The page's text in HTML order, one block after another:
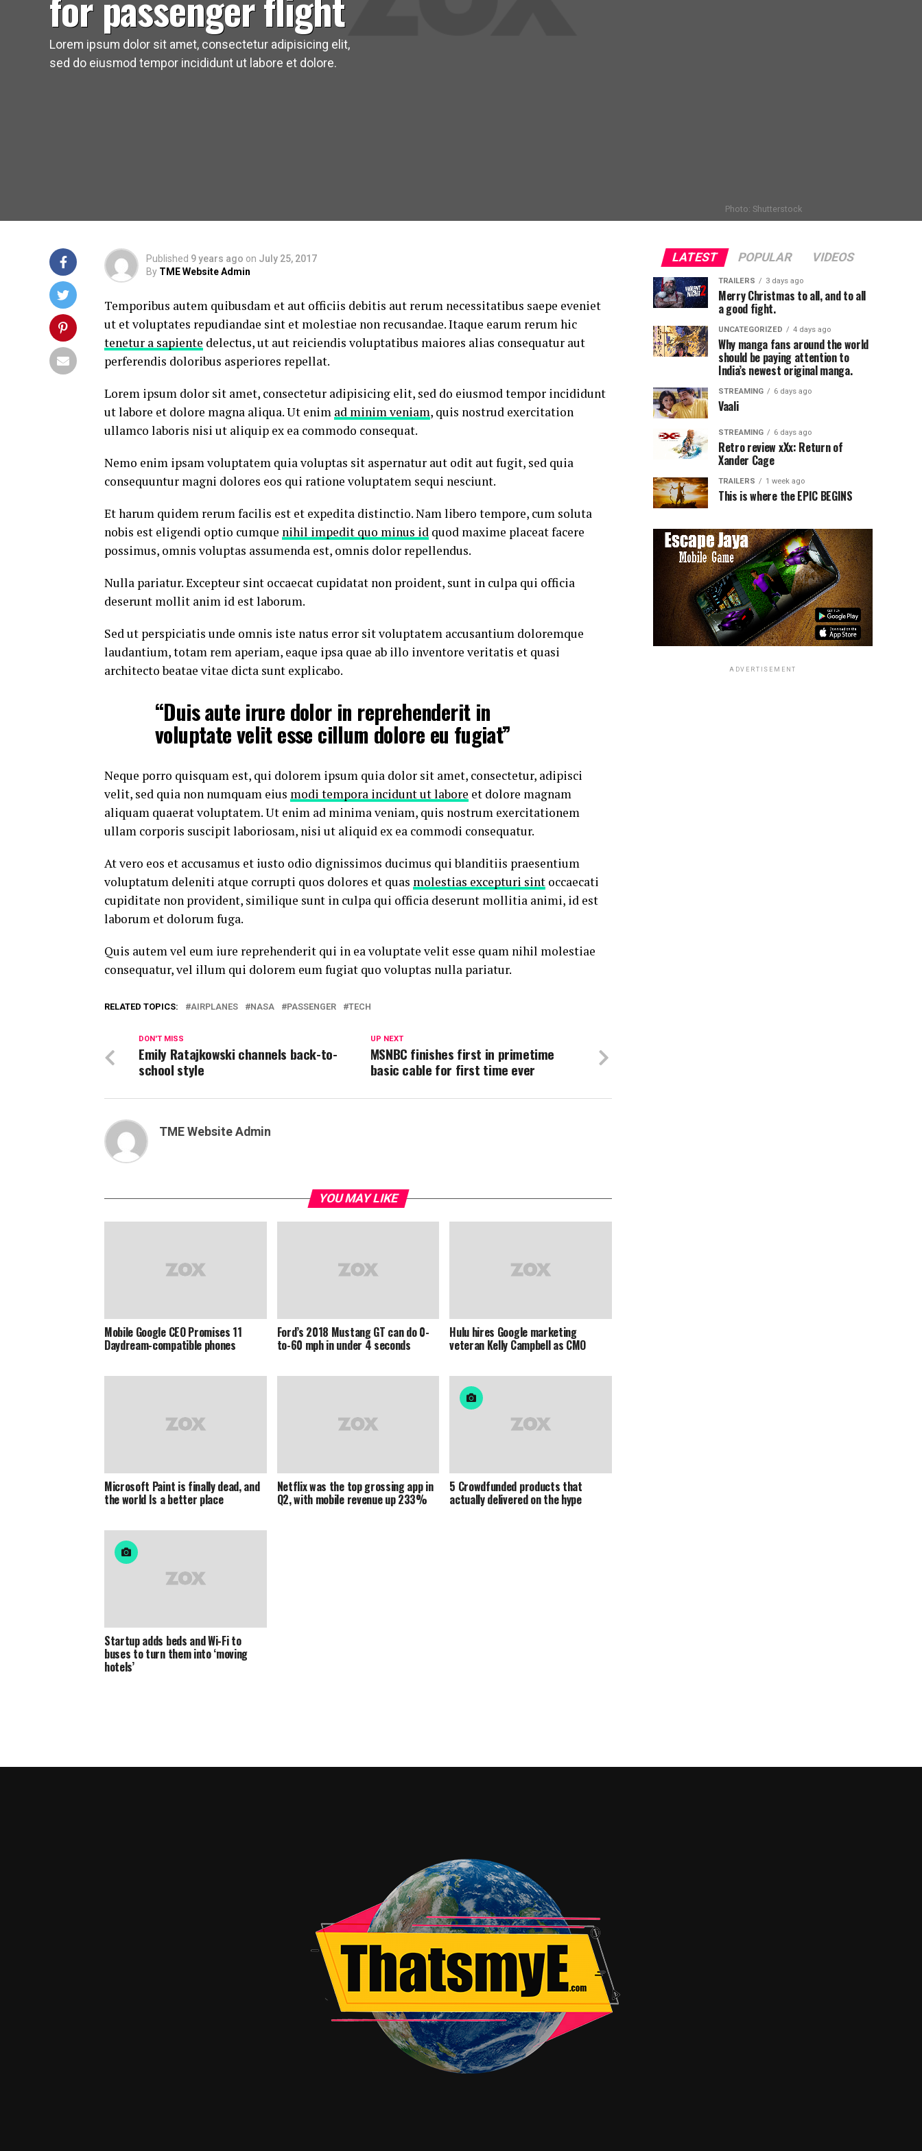
Lorem ipsum dolor sit amet, consectetur adipisicing elit,
sed do eiusmod tempor incididunt ut labore et dolore.
Photo: Shutterstock
Published 9 years ago on July 25, 2017
By TME Website Admin
Temporibus autem quibusdam et aut officiis debitis aut rerum necessitatibus saepe eveniet
ut et voluptates repudiandae sint et molestiae non recusandae. Itaque earum rerum hic
tenetur a sapiente delectus, ut aut reiciendis voluptatibus maiores alias consequatur aut
perferendis doloribus asperiores repellat.
Lorem ipsum dolor sit amet, consectetur adipisicing elit, sed do eiusmod tempor incididunt
ut labore et dolore magna aliqua. Ut enim ad minim veniam, quis nostrud exercitation
ullamco laboris nisi ut aliquip ex ea commodo consequat.
Nemo enim ipsam voluptatem quia voluptas sit aspernatur aut odit aut fugit, sed quia
consequuntur magni dolores eos qui ratione voluptatem sequi nesciunt.
Et harum quidem rerum facilis est et expedita distinctio. Nam libero tempore, cum soluta
nobis est eligendi optio cumque nihil impedit quo minus id quod maxime placeat facere
possimus, omnis voluptas assumenda est, omnis dolor repellendus.
Nulla pariatur. Excepteur sint occaecat cupidatat non proident, sunt in culpa qui officia
deserunt mollit anim id est laborum.
Sed ut perspiciatis unde omnis iste natus error sit voluptatem accusantium doloremque
laudantium, totam rem aperiam, eaque ipsa quae ab illo inventore veritatis et quasi
architecto beatae vitae dicta sunt explicabo.
“Duis aute irure dolor in reprehenderit in
voluptate velit esse cillum dolore eu fugiat”
Neque porro quisquam est, qui dolorem ipsum quia dolor sit amet, consectetur, adipisci
velit, sed quia non numquam eius modi tempora incidunt ut labore et dolore magnam
aliquam quaerat voluptatem. Ut enim ad minima veniam, quis nostrum exercitationem
ullam corporis suscipit laboriosam, nisi ut aliquid ex ea commodi consequatur.
At vero eos et accusamus et iusto odio dignissimos ducimus qui blanditiis praesentium
voluptatum deleniti atque corrupti quos dolores et quas molestias excepturi sint occaecati
cupiditate non provident, similique sunt in culpa qui officia deserunt mollitia animi, id est
laborum et dolorum fuga.
Quis autem vel eum iure reprehenderit qui in ea voluptate velit esse quam nihil molestiae
consequatur, vel illum qui dolorem eum fugiat quo voluptas nulla pariatur.
RELATED TOPICS: AIRPLANES NASA PASSENGER TECH
UP NEXT
MSNBC finishes first in primetime
basic cable for first time ever
DON'T MISS
Emily Ratajkowski channels back-to-
school style
TME Website Admin
YOU MAY LIKE
Mobile Google CEO Promises 11
Daydream-compatible phones
Ford’s 2018 Mustang GT can do 0-
to-60 mph in under 4 seconds
Hulu hires Google marketing
veteran Kelly Campbell as CMO
Microsoft Paint is finally dead, and
the world Is a better place
Netflix was the top grossing app in
Q2, with mobile revenue up 233%
5 Crowdfunded products that
actually delivered on the hype
Startup adds beds and Wi-Fi to
buses to turn them into ‘moving
hotels’
LATEST POPULAR VIDEOS
TRAILERS 3 days ago
Merry Christmas to all, and to all
a good fight.
UNCATEGORIZED 4 days ago
Why manga fans around the world
should be paying attention to
India’s newest original manga.
STREAMING 6 days ago
Vaali
STREAMING 6 days ago
Retro review xXx: Return of
Xander Cage
TRAILERS 1 week ago
This is where the EPIC BEGINS
ADVERTISEMENT